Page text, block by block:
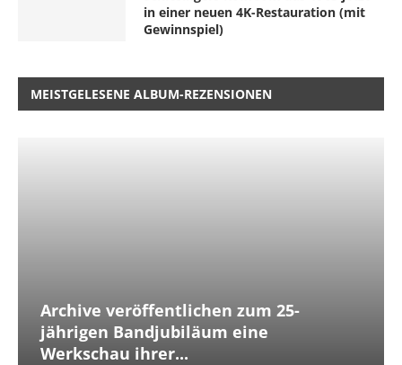
in einer neuen 4K-Restauration (mit
Gewinnspiel)
MEISTGELESENE ALBUM-REZENSIONEN
Archive veröffentlichen zum 25-
jährigen Bandjubiläum eine
Werkschau ihrer...